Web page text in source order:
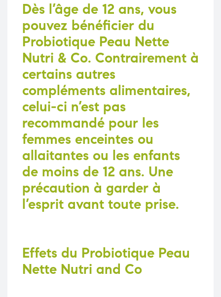
Dès l’âge de 12 ans, vous
pouvez bénéficier du
Probiotique Peau Nette
Nutri & Co. Contrairement à
certains autres
compléments alimentaires,
celui-ci n’est pas
recommandé pour les
femmes enceintes ou
allaitantes ou les enfants
de moins de 12 ans. Une
précaution à garder à
l’esprit avant toute prise.
Effets du Probiotique Peau
Nette Nutri and Co